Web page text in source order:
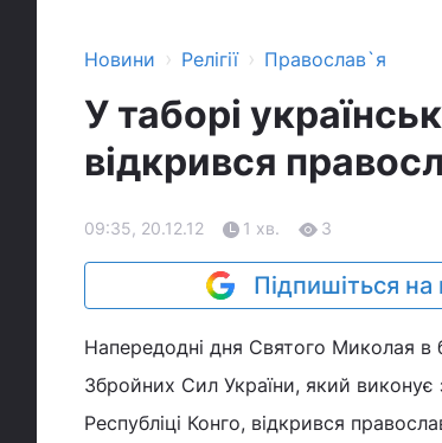
Новини › Релігії › Православ`я
У таборі
відкрився
09:35, 20.12.12 1 хв. 3
Підпишіться на
Напередодні дня Святого Миколая в
Збройних Сил України, який виконує
Республіці Конго, відкрився